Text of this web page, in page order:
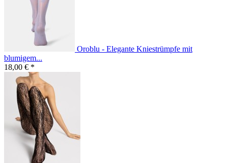
Oroblu - Elegante Kniestrümpfe mit
blumigem...
18,00 € *